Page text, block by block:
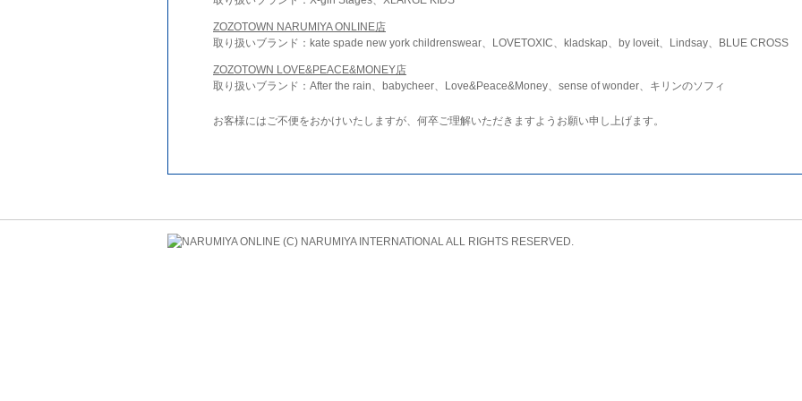
ZOZOTOWN NARUMIYA ONLINE店
取り扱いブランド：kate spade new york childrenswear、LOVETOXIC、kladskap、by loveit、Lindsay、BLUE CROSS
ZOZOTOWN LOVE&PEACE&MONEY店
取り扱いブランド：After the rain、babycheer、Love&Peace&Money、sense of wonder、キリンのソフィ
お客様にはご不便をおかけいたしますが、何卒ご理解いただきますようお願い申し上げます。